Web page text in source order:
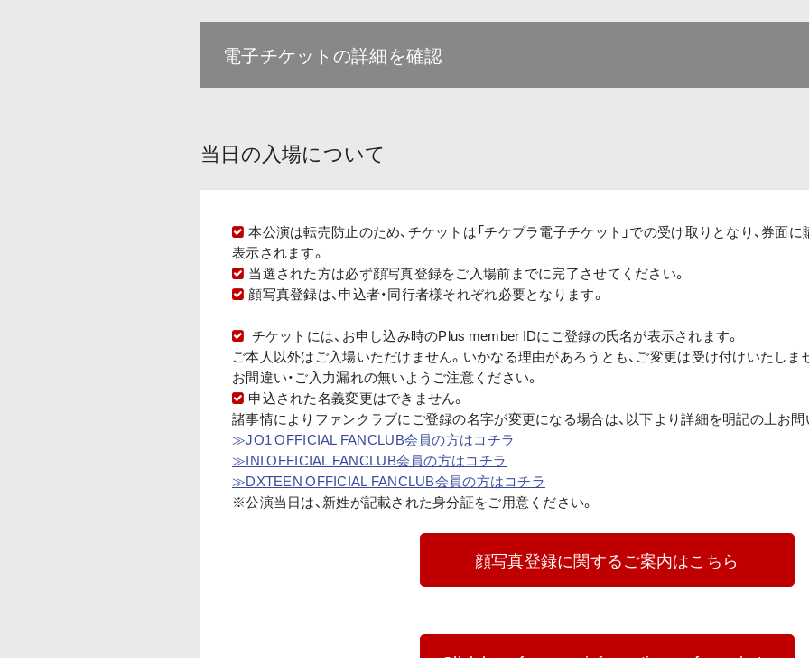
電子チケットの詳細を確認
当日の入場について
本公演は転売防止のため、チケットは「チケプラ電子チケット」での受け取りとなり、券面
表示されます。
当選された方は必ず顔写真登録をご入場前までに完了させてください。
顔写真登録は、申込者・同行者様それぞれ必要となります。
チケットには、お申し込み時のPlus member IDにご登録の氏名が表示されます。
ご本人以外はご入場いただけません。いかなる理由があろうとも、ご変更は受け付けいたしま
お間違い・ご入力漏れの無いようご注意ください。
申込された名義変更はできません。
諸事情によりファンクラブにご登録の名字が変更になる場合は、以下より詳細を明記の上お
≫JO1 OFFICIAL FANCLUB会員の方はコチラ
≫INI OFFICIAL FANCLUB会員の方はコチラ
≫DXTEEN OFFICIAL FANCLUB会員の方はコチラ
※公演当日は、新姓が記載された身分証をご用意ください。
顔写真登録に関するご案内はこちら